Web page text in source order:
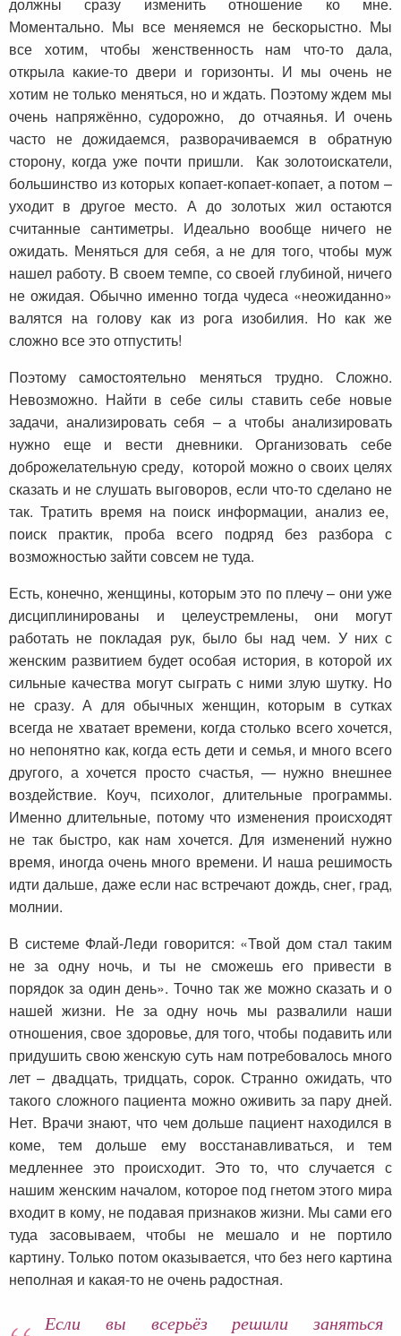
должны сразу изменить отношение ко мне.
Моментально. Мы все меняемся не бескорыстно. Мы
все хотим, чтобы женственность нам что-то дала,
открыла какие-то двери и горизонты. И мы очень не
хотим не только меняться, но и ждать. Поэтому ждем мы
очень напряжённо, судорожно, до отчаянья. И очень
часто не дожидаемся, разворачиваемся в обратную
сторону, когда уже почти пришли. Как золотоискатели,
большинство из которых копает-копает-копает, а потом –
уходит в другое место. А до золотых жил остаются
считанные сантиметры. Идеально вообще ничего не
ожидать. Меняться для себя, а не для того, чтобы муж
нашел работу. В своем темпе, со своей глубиной, ничего
не ожидая. Обычно именно тогда чудеса «неожиданно»
валятся на голову как из рога изобилия. Но как же
сложно все это отпустить!
Поэтому самостоятельно меняться трудно. Сложно.
Невозможно. Найти в себе силы ставить себе новые
задачи, анализировать себя – а чтобы анализировать
нужно еще и вести дневники. Организовать себе
доброжелательную среду, которой можно о своих целях
сказать и не слушать выговоров, если что-то сделано не
так. Тратить время на поиск информации, анализ ее,
поиск практик, проба всего подряд без разбора с
возможностью зайти совсем не туда.
Есть, конечно, женщины, которым это по плечу – они уже
дисциплинированы и целеустремлены, они могут
работать не покладая рук, было бы над чем. У них с
женским развитием будет особая история, в которой их
сильные качества могут сыграть с ними злую шутку. Но
не сразу. А для обычных женщин, которым в сутках
всегда не хватает времени, когда столько всего хочется,
но непонятно как, когда есть дети и семья, и много всего
другого, а хочется просто счастья, — нужно внешнее
воздействие. Коуч, психолог, длительные программы.
Именно длительные, потому что изменения происходят
не так быстро, как нам хочется. Для изменений нужно
время, иногда очень много времени. И наша решимость
идти дальше, даже если нас встречают дождь, снег, град,
молнии.
В системе Флай-Леди говорится: «Твой дом стал таким
не за одну ночь, и ты не сможешь его привести в
порядок за один день». Точно так же можно сказать и о
нашей жизни. Не за одну ночь мы развалили наши
отношения, свое здоровье, для того, чтобы подавить или
придушить свою женскую суть нам потребовалось много
лет – двадцать, тридцать, сорок. Странно ожидать, что
такого сложного пациента можно оживить за пару дней.
Нет. Врачи знают, что чем дольше пациент находился в
коме, тем дольше ему восстанавливаться, и тем
медленнее это происходит. Это то, что случается с
нашим женским началом, которое под гнетом этого мира
входит в кому, не подавая признаков жизни. Мы сами его
туда засовываем, чтобы не мешало и не портило
картину. Только потом оказывается, что без него картина
неполная и какая-то не очень радостная.
Если вы всерьёз решили заняться